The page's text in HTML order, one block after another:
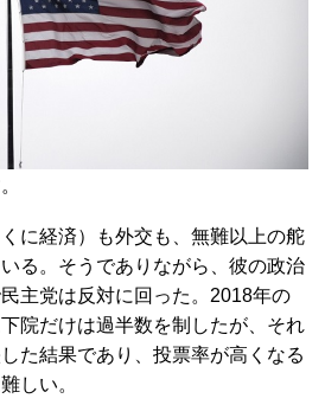
に経済）も外交も、無難以上の舵
る。そうでありながら、彼の政治
主党は反対に回った。2018年の
院だけは過半数を制したが、それ
た結果であり、投票率が高くなる
しい。